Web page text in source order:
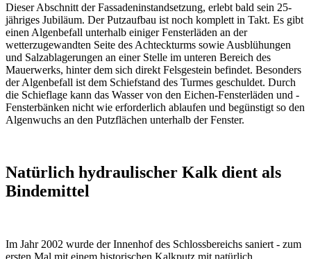
Dieser Abschnitt der Fassadeninstandsetzung, erlebt bald sein 25-
jähriges Jubiläum. Der Putzaufbau ist noch komplett in Takt. Es gibt
einen Algenbefall unterhalb einiger Fensterläden an der
wetterzugewandten Seite des Achteckturms sowie Ausblühungen
und Salzablagerungen an einer Stelle im unteren Bereich des
Mauerwerks, hinter dem sich direkt Felsgestein befindet. Besonders
der Algenbefall ist dem Schiefstand des Turmes geschuldet. Durch
die Schieflage kann das Wasser von den Eichen-Fensterläden und -
Fensterbänken nicht wie erforderlich ablaufen und begünstigt so den
Algenwuchs an den Putzflächen unterhalb der Fenster.
Natürlich hydraulischer Kalk dient als
Bindemittel
Im Jahr 2002 wurde der Innenhof des Schlossbereichs saniert - zum